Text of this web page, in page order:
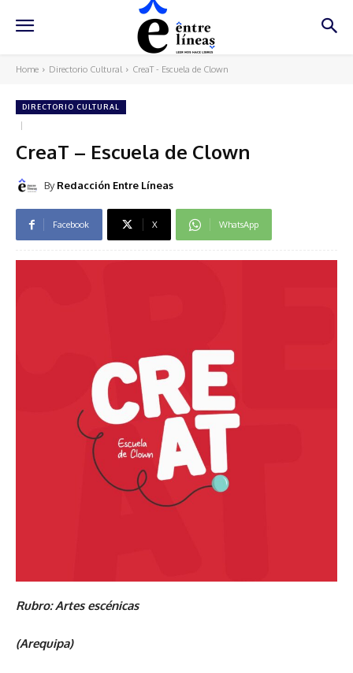
Home Directorio Cultural CreaT - Escuela de Clown
DIRECTORIO CULTURAL
CreaT – Escuela de Clown
By Redacción Entre Líneas
Facebook X WhatsApp
Rubro: Artes escénicas
(Arequipa)